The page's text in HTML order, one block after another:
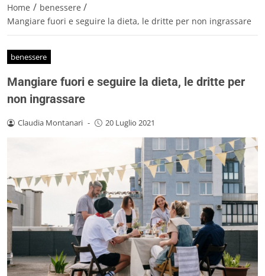
Home / benessere /
Mangiare fuori e seguire la dieta, le dritte per non ingrassare
benessere
Mangiare fuori e seguire la dieta, le dritte per
non ingrassare
Claudia Montanari - 20 Luglio 2021